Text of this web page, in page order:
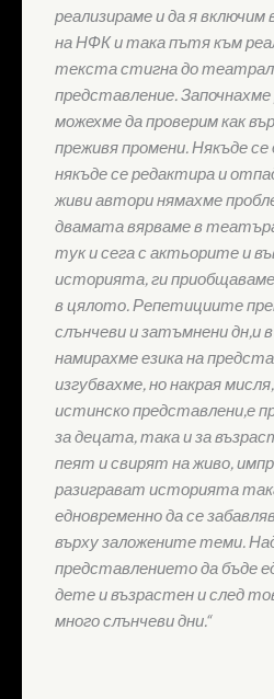
реализираме и да я включим
на НФК и така пътя към
текста стигна до
представление.
можехме да проверим как
преживя промени. Някъде
някъде се редактира и
живи автори нямахме
двамата вярваме в
тук и сега с актьорите и
историята, ги
в цялото. Репетициите
слънчеви и затъмнени дн,и
намирахме езика на
изгубвахме, но накрая
истинско представлени,е
за децата, така и за
пеят и свирят на живо,
разиграват историята
едновременно да се
върху заложените теми.
представлението да бъде
дете и възрастен и след
много слънчеви дни.“